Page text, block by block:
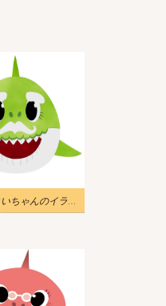
サメのおじいちゃんのイラスト